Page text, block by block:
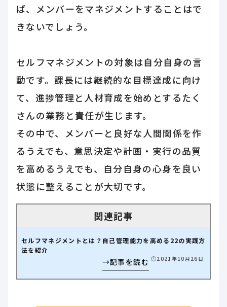
ば、メンバーをマネジメントすることはで
きないでしょう。
セルフマネジメントの対象は自分自身の言
動です。課長には継続的な目標達成に向け
て、進捗管理と人材育成を始めとするたく
さんの業務と責任が生じます。
その中で、メンバーと良好な人間関係を作
るうえでも、意思決定や計画・実行の品質
を高めるうえでも、自分自身の心身を良い
状態に整えることが大切です。
セルフマネジメントとは？自己管理能力を高める22の実践方
法を紹介
🕒️2021年10月26日